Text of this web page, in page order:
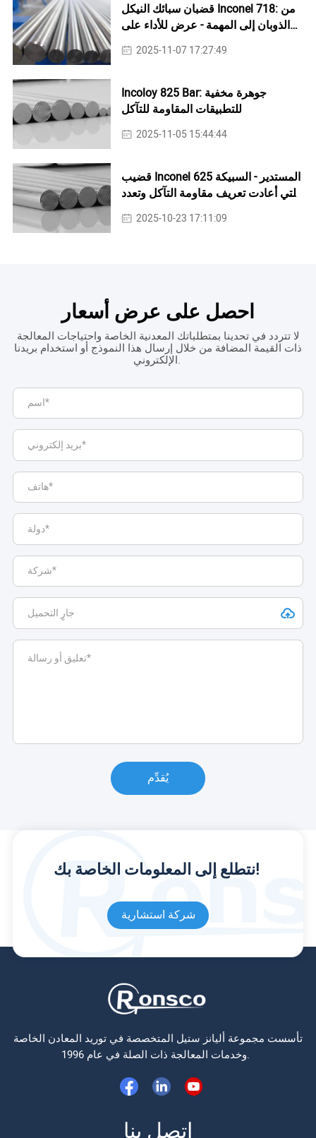
قضبان سبائك النيكل Inconel 718: من
الذوبان إلى المهمة - عرض للأداء على
مستوى النظام
2025-11-07 17:27:49
Incoloy 825 Bar: جوهرة مخفية
2025-11-05 15:44:44
قضيب Inconel 625 المستدير - السبيكة
التي أعادت تعريف مقاومة التآكل وتعدد
الاستخدامات
2025-10-23 17:11:09
احصل على عرض أسعار
لا تتردد في تحدينا بمتطلباتك المعدنية الخاصة واحتياجات المعالجة
ذات القيمة المضافة من خلال إرسال هذا النموذج أو استخدام بريدنا
الإلكتروني.
يُقدِّم
نتطلع إلى المعلومات الخاصة بك!
شركة استشارية
تأسست مجموعة أليانز ستيل المتخصصة في توريد المعادن الخاصة
وخدمات المعالجة ذات الصلة في عام 1996.